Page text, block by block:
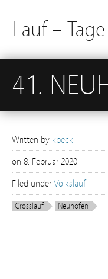
Lauf –
41.
Written by kbeck
on 8. Februar 2020
Filed under Volkslauf
Crosslauf Neuhofen